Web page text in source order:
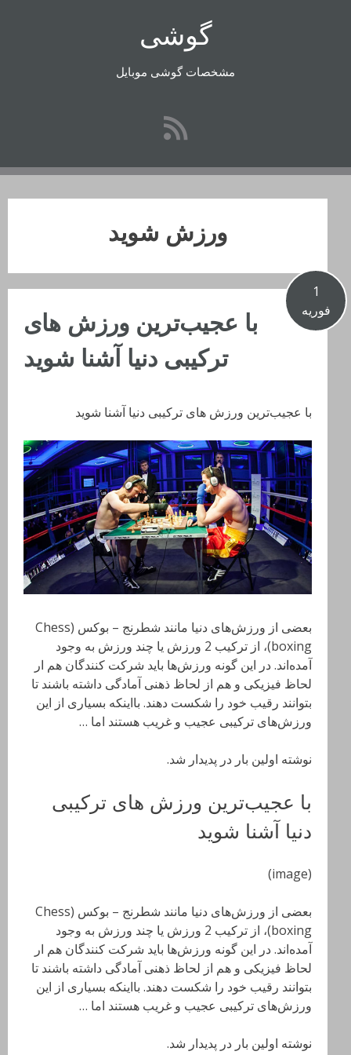
گوشی
مشخصات گوشی موبایل
ورزش‌ شوید
1
فوریه
با عجیب‌ترین ورزش‌ های
ترکیبی دنیا آشنا شوید
با عجیب‌ترین ورزش‌ های ترکیبی دنیا آشنا شوید
بعضی از ورزش‌های دنیا مانند شطرنج – بوکس (Chess
boxing)، از ترکیب 2 ورزش یا چند ورزش به وجود
آمده‌اند. در این گونه ورزش‌ها باید شرکت کنندگان هم ار
لحاظ فیزیکی و هم از لحاظ ذهنی آمادگی داشته باشند تا
بتوانند رقیب خود را شکست دهند. بااینکه بسیاری از این
ورزش‌های ترکیبی عجیب و غریب هستند اما …
نوشته اولین بار در پدیدار شد.
با عجیب‌ترین ورزش‌ های ترکیبی
دنیا آشنا شوید
(image)
بعضی از ورزش‌های دنیا مانند شطرنج – بوکس (Chess
boxing)، از ترکیب 2 ورزش یا چند ورزش به وجود
آمده‌اند. در این گونه ورزش‌ها باید شرکت کنندگان هم ار
لحاظ فیزیکی و هم از لحاظ ذهنی آمادگی داشته باشند تا
بتوانند رقیب خود را شکست دهند. بااینکه بسیاری از این
ورزش‌های ترکیبی عجیب و غریب هستند اما …
نوشته اولین بار در پدیدار شد.